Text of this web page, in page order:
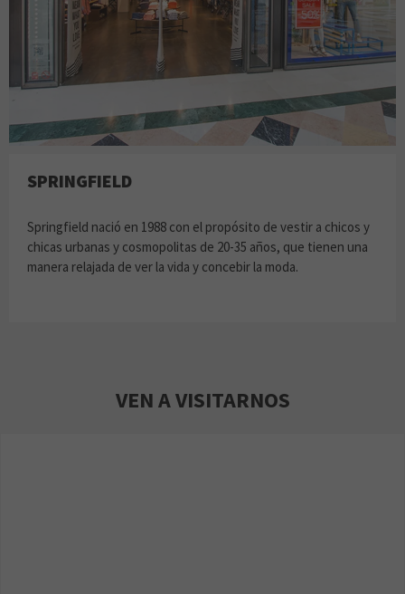
SPRINGFIELD
Springfield nació en 1988 con el propósito de vestir a chicos y
chicas urbanas y cosmopolitas de 20-35 años, que tienen una
manera relajada de ver la vida y concebir la moda.
VEN A VISITARNOS